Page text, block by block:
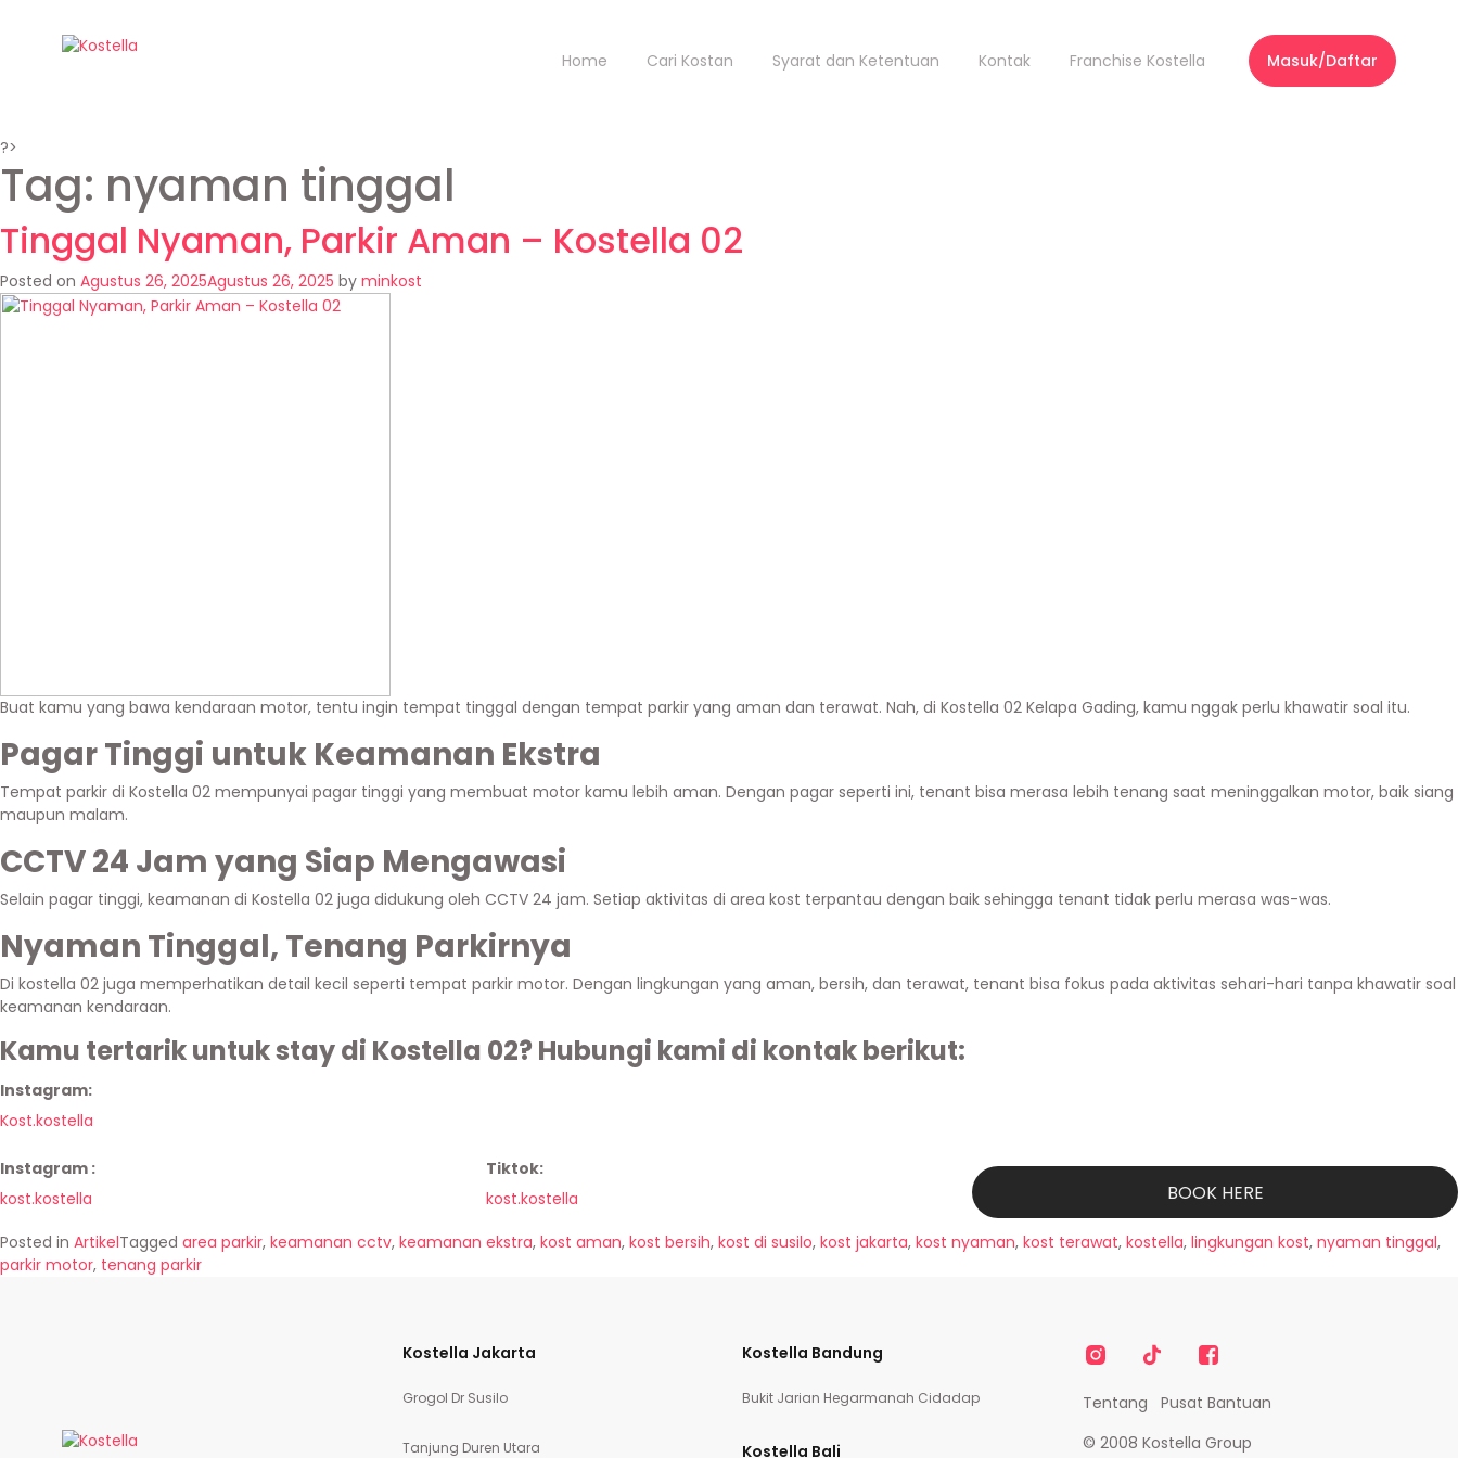
?>
Home Cari Kostan Syarat dan Ketentuan Kontak Franchise Kostella Masuk/Daftar
Tag: nyaman tinggal
Tinggal Nyaman, Parkir Aman – Kostella 02
Posted on Agustus 26, 2025Agustus 26, 2025 by minkost
Buat kamu yang bawa kendaraan motor, tentu ingin tempat tinggal dengan tempat parkir yang aman dan terawat. Nah, di Kostella 02 Kelapa Gading, kamu nggak perlu khawatir soal itu.
Pagar Tinggi untuk Keamanan Ekstra
Tempat parkir di Kostella 02 mempunyai pagar tinggi yang membuat motor kamu lebih aman. Dengan pagar seperti ini, tenant bisa merasa lebih tenang saat meninggalkan motor, baik siang
maupun malam.
CCTV 24 Jam yang Siap Mengawasi
Selain pagar tinggi, keamanan di Kostella 02 juga didukung oleh CCTV 24 jam. Setiap aktivitas di area kost terpantau dengan baik sehingga tenant tidak perlu merasa was-was.
Nyaman Tinggal, Tenang Parkirnya
Di kostella 02 juga memperhatikan detail kecil seperti tempat parkir motor. Dengan lingkungan yang aman, bersih, dan terawat, tenant bisa fokus pada aktivitas sehari-hari tanpa khawatir soal
keamanan kendaraan.
Kamu tertarik untuk stay di Kostella 02? Hubungi kami di kontak berikut:
Instagram:
Kost.kostella
Instagram :
kost.kostella
Tiktok:
kost.kostella
BOOK HERE
Posted in ArtikelTagged area parkir, keamanan cctv, keamanan ekstra, kost aman, kost bersih, kost di susilo, kost jakarta, kost nyaman, kost terawat, kostella, lingkungan kost, nyaman tinggal,
parkir motor, tenang parkir
Kostella Jakarta
Grogol Dr Susilo
Tanjung Duren Utara
Kostella Bandung
Bukit Jarian Hegarmanah Cidadap
Kostella Bali
Tentang
Pusat Bantuan
© 2008 Kostella Group